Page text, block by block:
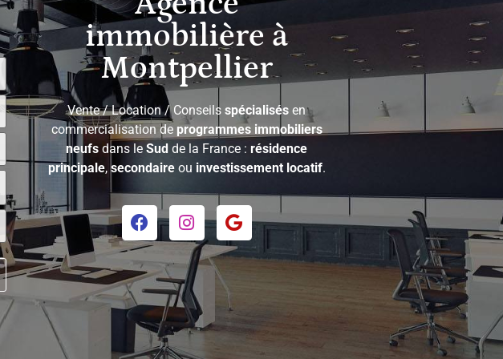
immobilière à
Montpellier
Vente / Location / Conseilsspécialisés en
commercialisation de programmes immobiliers
neufs dans leSud de la France :résidence
principale, secondaireou investissement locatif.